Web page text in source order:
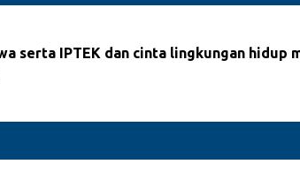
serta IPTEK dan cinta lingkungan hidup